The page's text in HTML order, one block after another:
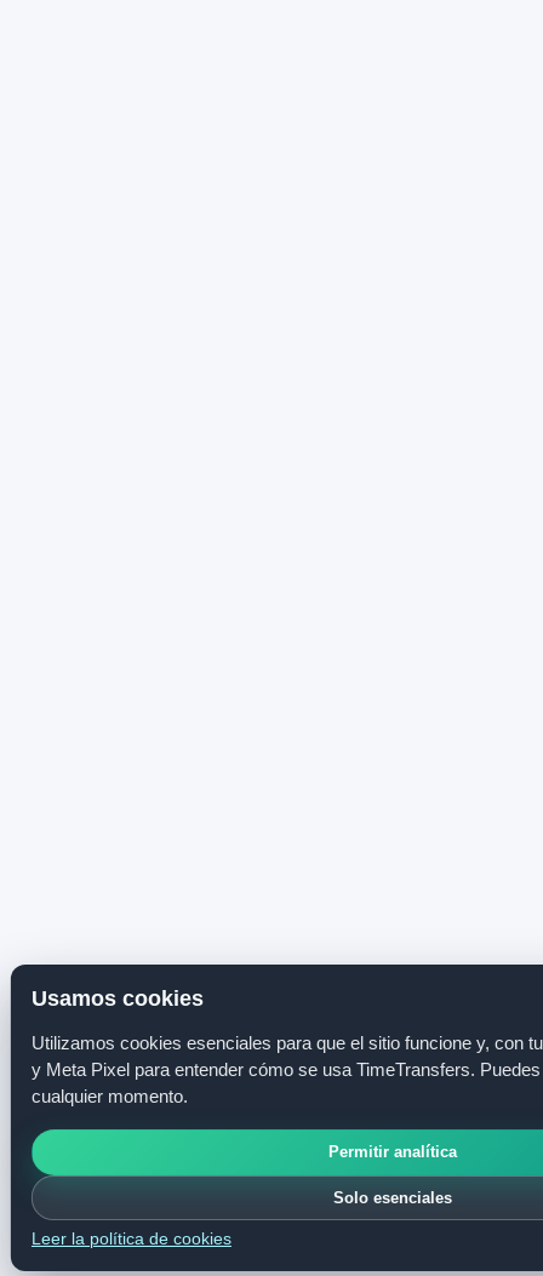
Usamos cookies
Utilizamos cookies esenciales para que el sitio funcione y, con
y Meta Pixel para entender cómo se usa TimeTransfers.
cualquier momento.
Permitir analítica
Solo esenciales
Leer la política de cookies